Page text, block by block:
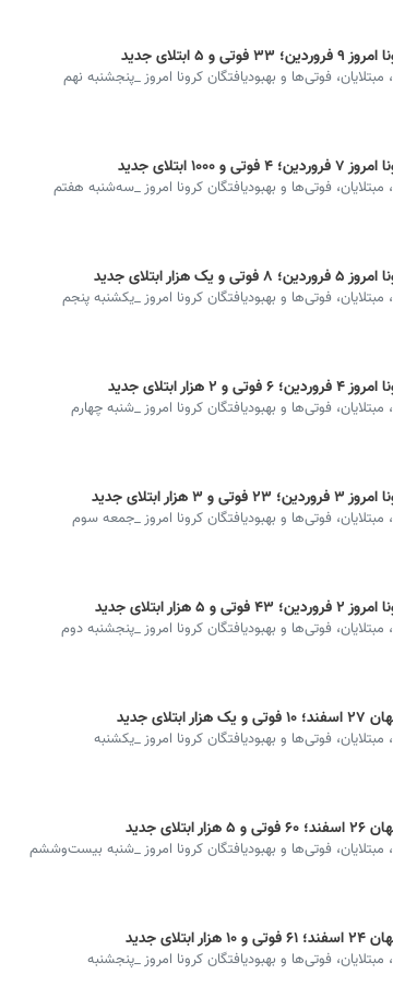
و ۵ ابتلای جدید
فوتی‌ها و بهبودیافتگان کرونا امروز _پنجشنبه نهم
ابتلای جدید
مبتلایان، فوتی‌ها و بهبودیافتگان کرونا امروز _سه‌شنبه هفتم
ابتلای جدید
مبتلایان، فوتی‌ها و بهبودیافتگان کرونا امروز _یکشنبه پنجم
ابتلای جدید
فوتی‌ها و بهبودیافتگان کرونا امروز _شنبه چهارم
ابتلای جدید
مبتلایان، فوتی‌ها و بهبودیافتگان کرونا امروز _جمعه سوم
ابتلای جدید
مبتلایان، فوتی‌ها و بهبودیافتگان کرونا امروز _پنجشنبه دوم
جدید
فوتی‌ها و بهبودیافتگان کرونا امروز _یکشنبه
جدید
مبتلایان، فوتی‌ها و بهبودیافتگان کرونا امروز _شنبه بیست‌وششم
جدید
فوتی‌ها و بهبودیافتگان کرونا امروز _پنجشنبه